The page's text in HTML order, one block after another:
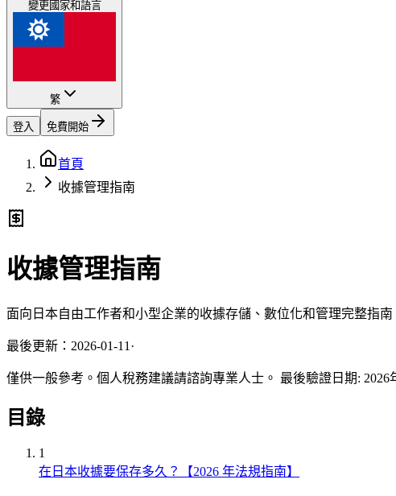
變更國家和語言
繁
登入 免費開始
首頁
收據管理指南
收據管理指南
面向日本自由工作者和小型企業的收據存儲、數位化和管理完整指南
最後更新：2026-01-11 ·
僅供一般參考。個人稅務建議請諮詢專業人士。 最後驗證日期: 2026
目錄
1
在日本收據要保存多久？【2026 年法規指南】